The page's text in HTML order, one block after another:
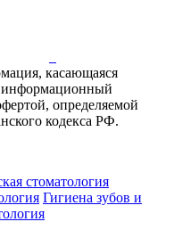
касающаяся
информационный
определяемой
кодекса РФ.
стоматология
Гигиена зубов и